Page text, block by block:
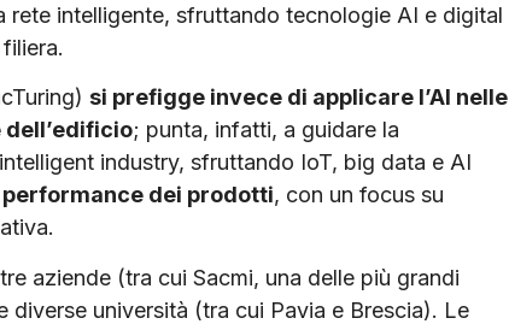
intelligente, sfruttando tecnologie AI e digital
si prefigge invece di applicare l’AI nelle
; punta, infatti, a guidare la
industry, sfruttando IoT, big data e AI
dei prodotti, con un focus su
aziende (tra cui Sacmi, una delle più grandi
università (tra cui Pavia e Brescia). Le